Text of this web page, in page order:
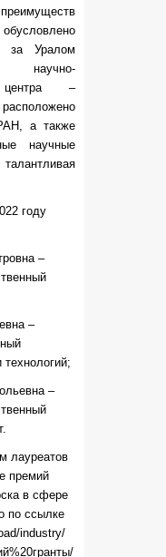
за Уралом
центра –
а также
научные
году
–
–
технологий;
–
лауреатов
премий
в сфере
по ссылке
industry/